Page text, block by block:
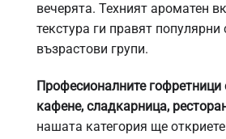
вечерята. Техният ароматен
текстура ги правят популярни
възрастови групи.
Професионалните
кафене, сладкарница,
нашата категория ще